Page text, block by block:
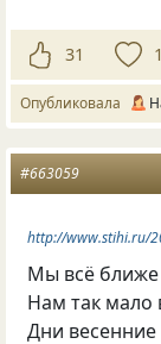
31
Опубликовала
#663059
http://www.stihi.ru/
Мы всё ближе
Нам так мало
Дни